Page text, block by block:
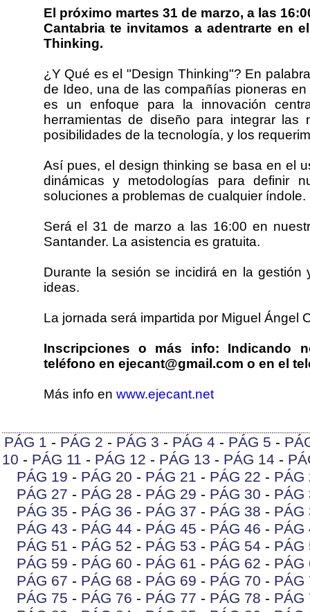
El próximo martes 31 de marzo, a las
Cantabria te invitamos a adentrarte en
Thinking.
¿Y Qué es el "Design Thinking"? En
de Ideo, una de las compañías pioneras
es un enfoque para la innovación
herramientas de diseño para integrar
posibilidades de la tecnología, y los
Así pues, el design thinking se basa en el
dinámicas y metodologías para definir
soluciones a problemas de cualquier índole.
Será el 31 de marzo a las 16:00 en
Santander. La asistencia es gratuita.
Durante la sesión se incidirá en la
ideas.
La jornada será impartida por Miguel Ángel
Inscripciones o más info: Indicando
teléfono en ejecant@gmail.com o en el
Más info en www.ejecant.net
PÁG 1 - PÁG 2 - PÁG 3 - PÁG 4 - PÁG 5 -
10 - PÁG 11 - PÁG 12 - PÁG 13 - PÁG 14 -
PÁG 19 - PÁG 20 - PÁG 21 - PÁG 22 - PÁG
PÁG 27 - PÁG 28 - PÁG 29 - PÁG 30 - PÁG
PÁG 35 - PÁG 36 - PÁG 37 - PÁG 38 - PÁG
PÁG 43 - PÁG 44 - PÁG 45 - PÁG 46 - PÁG
PÁG 51 - PÁG 52 - PÁG 53 - PÁG 54 - PÁG
PÁG 59 - PÁG 60 - PÁG 61 - PÁG 62 - PÁG
PÁG 67 - PÁG 68 - PÁG 69 - PÁG 70 - PÁG
PÁG 75 - PÁG 76 - PÁG 77 - PÁG 78 - PÁG